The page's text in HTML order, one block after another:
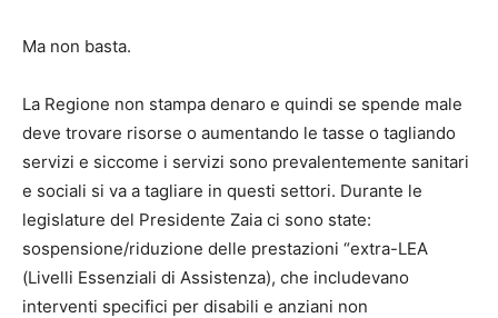
Ma non basta.
La Regione non stampa denaro e quindi se spende male
deve trovare risorse o aumentando le tasse o tagliando
servizi e siccome i servizi sono prevalentemente sanitari
e sociali si va a tagliare in questi settori. Durante le
legislature del Presidente Zaia ci sono state:
sospensione/riduzione delle prestazioni “extra-LEA
(Livelli Essenziali di Assistenza), che includevano
interventi specifici per disabili e anziani non